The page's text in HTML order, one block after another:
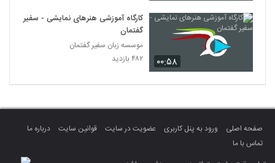
۰۰:۵۸
کارگاه آموزشی هنرهای نمایشی - سفیر
گفتمان
موسسه زبان سفیر گفتمان
۴۸۲ بازدید
صفحه اصلی ورود به پنل کاربری عضویت در سایت قوانین سایت
درباره ما
تماس با ما